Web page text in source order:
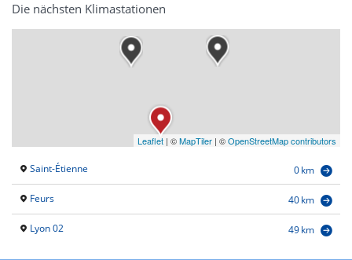
Die nächsten Klimastationen
Leaflet | ©MapTiler | ©OpenStreetMap contributors
Saint-Étienne 0 km
Feurs 40 km
Lyon 02 49 km